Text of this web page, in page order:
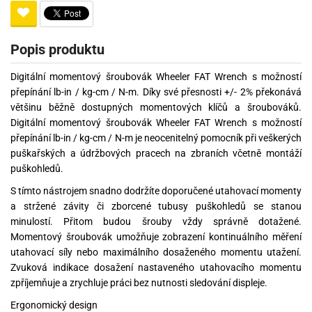
Popis produktu
Digitální momentový šroubovák Wheeler FAT Wrench s možností
přepínání lb-in / kg-cm / N-m. Díky své přesnosti +/- 2% překonává
většinu běžně dostupných momentových klíčů a šroubováků.
Digitální momentový šroubovák Wheeler FAT Wrench s možností
přepínání lb-in / kg-cm / N-m je neocenitelný pomocník při veškerých
puškařských a údržbových pracech na zbraních včetně montáží
puškohledů.
S tímto nástrojem snadno dodržíte doporučené utahovací momenty
a stržené závity či zborcené tubusy puškohledů se stanou
minulostí. Přitom budou šrouby vždy správně dotažené.
Momentový šroubovák umožňuje zobrazení kontinuálního měření
utahovací síly nebo maximálního dosaženého momentu utažení.
Zvuková indikace dosažení nastaveného utahovacího momentu
zpříjemňuje a zrychluje práci bez nutnosti sledování displeje.
Ergonomický design